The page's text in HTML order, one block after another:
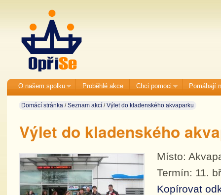
O našem spolku Proběhlé akce Chci pomoci Pomáhají
Domácí stránka /Seznam akcí /Výlet do kladenského akvaparku
Výlet do kladenského
Místo:
Termín: 11.
Kopírovat